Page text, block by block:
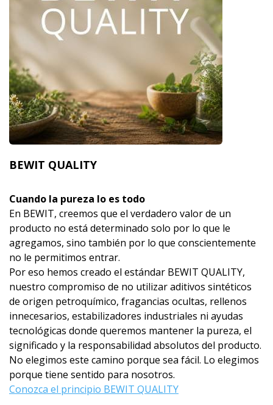
BEWIT QUALITY
Cuando la pureza lo es todo
En BEWIT, creemos que el verdadero valor de un
producto no está determinado solo por lo que le
agregamos, sino también por lo que conscientemente
no le permitimos entrar.
Por eso hemos creado el estándar BEWIT QUALITY,
nuestro compromiso de no utilizar aditivos sintéticos
de origen petroquímico, fragancias ocultas, rellenos
innecesarios, estabilizadores industriales ni ayudas
tecnológicas donde queremos mantener la pureza, el
significado y la responsabilidad absolutos del producto.
No elegimos este camino porque sea fácil. Lo elegimos
porque tiene sentido para nosotros.
Conozca el principio BEWIT QUALITY